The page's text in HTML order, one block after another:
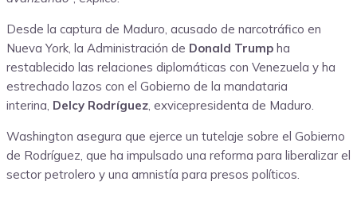
Desde la captura de Maduro, acusado de narcotráfico en
Nueva York, la Administración de Donald Trump ha
restablecido las relaciones diplomáticas con Venezuela y ha
estrechado lazos con el Gobierno de la mandataria
interina, Delcy Rodríguez, exvicepresidenta de Maduro.
Washington asegura que ejerce un tutelaje sobre el Gobierno
de Rodríguez, que ha impulsado una reforma para liberalizar el
sector petrolero y una amnistía para presos políticos.